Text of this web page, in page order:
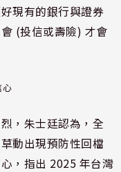
現有的銀行與證券
(投信或壽險) 才會
心
，朱士廷認為，全
動出現預防性回檔
，指出 2025 年台灣